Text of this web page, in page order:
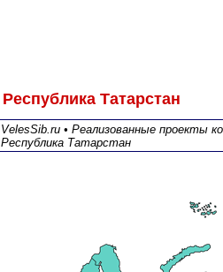
Республика Татарстан
VelesSib.ru • Реализованные проекты
Республика Татарстан